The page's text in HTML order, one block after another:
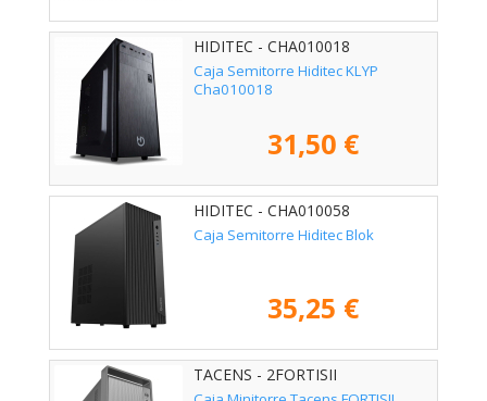
HIDITEC - CHA010018
Caja Semitorre Hiditec KLYP
Cha010018
31,50 €
HIDITEC - CHA010058
Caja Semitorre Hiditec Blok
35,25 €
TACENS - 2FORTISII